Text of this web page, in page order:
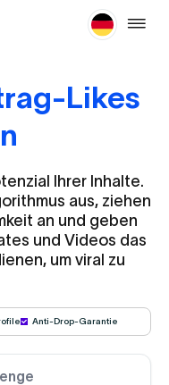
buy-
Likes
Ihrer Inhalte.
aus, ziehen
an und geben
und Videos das
um viral zu
Anti-Drop-Garantie